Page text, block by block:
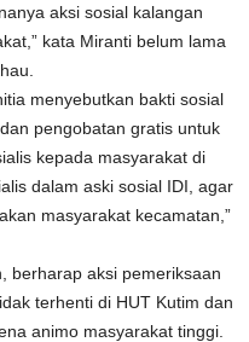
aksi sosial kalangan
kata Miranti belum lama
menyebutkan bakti sosial
pengobatan gratis untuk
kepada masyarakat di
dalam aski sosial IDI, agar
masyarakat kecamatan,”
berharap aksi pemeriksaan
terhenti di HUT Kutim dan
animo masyarakat tinggi.